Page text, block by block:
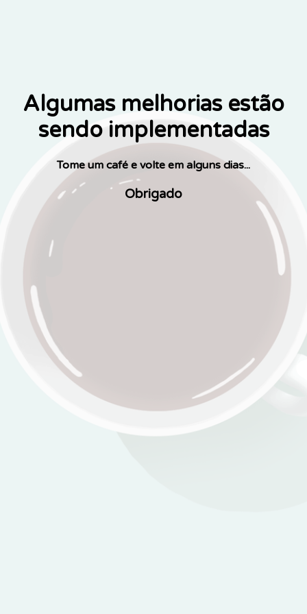
Algumas melhorias estão
sendo implementadas
Tome um café e volte em alguns dias...
Obrigado